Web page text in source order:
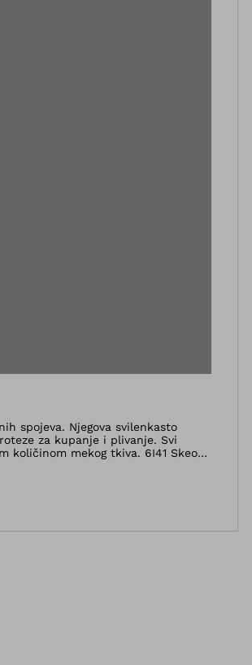
spojeva. Njegova svilenkasto
za kupanje i plivanje. Svi
količinom mekog tkiva. 6I41 Skeo